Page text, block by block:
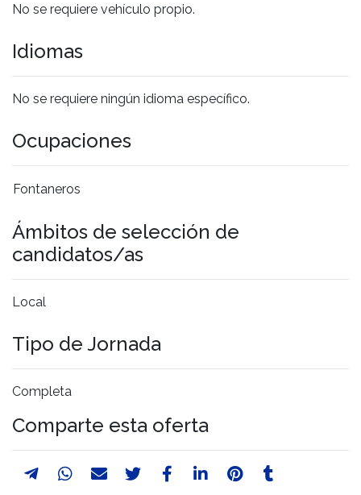
No se requiere vehículo propio.
Idiomas
No se requiere ningún idioma específico.
Ocupaciones
Fontaneros
Ámbitos de selección de
candidatos/as
Local
Tipo de Jornada
Completa
Comparte esta oferta